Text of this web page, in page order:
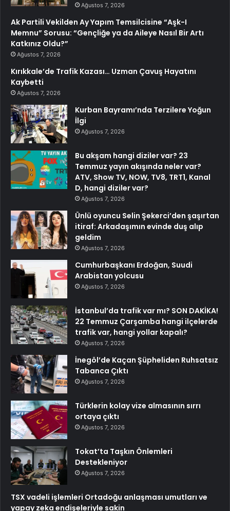
Ağustos 7, 2026
Ak Partili Vekilden Ay Yapım Temsilcisine “Aşk-I
Memnu” Sorusu: “Gençliğe ya da Aileye Nasıl Bir Artı
Katkınız Oldu?”
Ağustos 7, 2026
Kırıkkale’de Trafik Kazası… Uzman Çavuş Hayatını
Kaybetti
Ağustos 7, 2026
Kurban Bayramı’nda Terzilere Yoğun
İlgi
Ağustos 7, 2026
Bu akşam hangi diziler var? 23
Temmuz yayın akışında neler var?
ATV, Show TV, NOW, TV8, TRT1, Kanal
D, hangi diziler var?
Ağustos 7, 2026
Ünlü oyuncu Selin Şekerci’den şaşırtan
itiraf: Arkadaşımın evinde duş alıp
geldim
Ağustos 7, 2026
Cumhurbaşkanı Erdoğan, Suudi
Arabistan yolcusu
Ağustos 7, 2026
İstanbul’da trafik var mı? SON DAKİKA!
22 Temmuz Çarşamba hangi ilçelerde
trafik var, hangi yollar kapalı?
Ağustos 7, 2026
İnegöl’de Kaçan Şüpheliden Ruhsatsız
Tabanca Çıktı
Ağustos 7, 2026
Türklerin kolay vize almasının sırrı
ortaya çıktı
Ağustos 7, 2026
Tokat’ta Taşkın Önlemleri
Destekleniyor
Ağustos 7, 2026
TSX vadeli işlemleri Ortadoğu anlaşması umutları ve
yapay zeka endişeleriyle sakin